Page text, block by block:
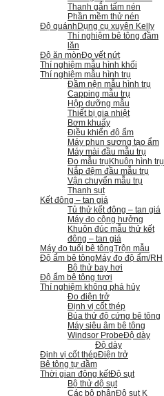
Thanh gắn tấm nén
Phần mềm thử nén
Độ quánh Dụng cụ xuyên Kelly
Thí nghiệm bê tông đầm
lăn
Độ ăn mònĐo vết nứt
Thí nghiệm mẫu hình khối
Thí nghiệm mẫu hình trụ
Đầm nện mẫu hình trụ
Capping mẫu trụ
Hộp dưỡng mẫu
Thiết bị gia nhiệt
Bơm khuấy
Điều khiển độ ẩm
Máy phun sương tạo ẩm
Máy mài đầu mẫu trụ
Đo mẫu trụ Khuôn hình trụ
Nắp đệm đầu mẫu trụ
Vận chuyển mẫu trụ
Thanh sụt
Kết đông – tan giá
Tủ thử kết đông – tan giá
Máy đo cộng hưởng
Khuôn đúc mẫu thử kết
đông – tan giá
Máy đo tuổi bê tôngTrộn mẫu
Độ ẩm bê tông Máy đo độ ẩm/RH
Bộ thử bay hơi
Độ ẩm bê tông tươi
Thí nghiệm không phá hủy
Đo điện trở
Định vị cốt thép
Búa thử độ cứng bê tông
Máy siêu âm bê tông
Windsor ProbeĐộ dày
Độ dày
Định vị cốt thépĐiện trở
Bê tông tự đầm
Thời gian đông kếtĐộ sụt
Bộ thử độ sụt
Các bộ phậnĐộ sụt K